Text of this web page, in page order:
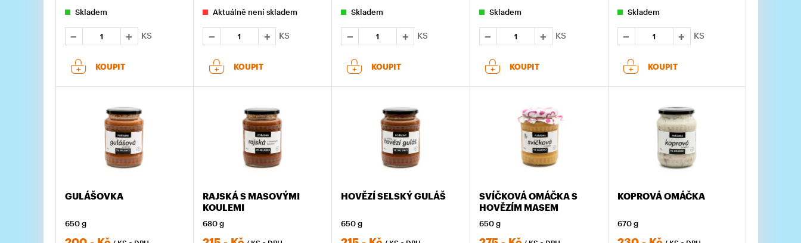
Skladem
KS
KOUPIT
Aktuálně není skladem
KS
KOUPIT
Skladem
KS
KOUPIT
Skladem
KS
KOUPIT
Skladem
KS
KOUPIT
GULÁŠOVKA
650 g
RAJSKÁ S MASOVÝMI
KOULEMI
680 g
HOVĚZÍ SELSKÝ GULÁŠ
650 g
SVÍČKOVÁ OMÁČKA S
HOVĚZÍM MASEM
650 g
KOPROVÁ OMÁČKA
670 g